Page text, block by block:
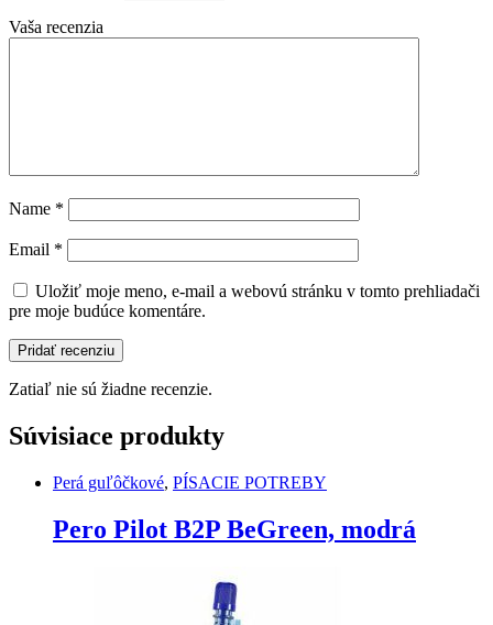
Vaša recenzia
Name *
Email *
Uložiť moje meno, e-mail a webovú stránku v tomto prehliadači
pre moje budúce komentáre.
Zatiaľ nie sú žiadne recenzie.
Súvisiace produkty
Perá guľôčkové, PÍSACIE POTREBY
Pero Pilot B2P BeGreen, modrá